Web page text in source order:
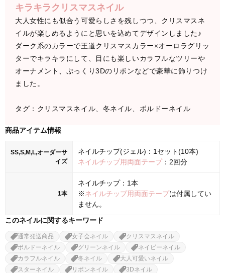
キラキラクリスマスネイル
大人女性にも似合う可愛らしさを残しつつ、クリスマスネ
イルが楽しめるようにと思いを込めてデザインしました♪
ダーク系のカラーで王道クリスマスカラー×オーロラグリッ
ターでキラキラにして、目にも楽しいカラフルなツリーや
オーナメント、ぷっくり3Dのリボンなどで豪華に飾りつけ
ました。
タグ：クリスマスネイル、冬ネイル、ボルドーネイル
商品アイテム情報
SS,S,M,L,オーダーサ
イズ
ネイルチップ(ジェル)：1セット(10本)
ネイルチップ用両面テープ：2回分
1本
ネイルチップ：1本
※ネイルチップ用両面テープは付属してい
ません。
このネイルに関するキーワード
通常発送商品 女子会ネイル
クリスマスネイル
ボルドーネイル
グリーンネイル
ネイビーネイル
カラフルネイル
冬ネイル
大人可愛いネイル
スターネイル
リボンネイル 3Dネイル